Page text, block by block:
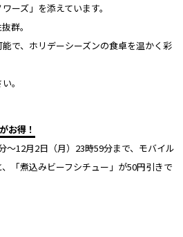
ーズ」を添えています。
群。
で、ホリデーシーズンの食卓を温かく彩
。
お得！
～12月2日（月）23時59分まで、モバイル
「煮込みビーフシチュー」が50円引きで